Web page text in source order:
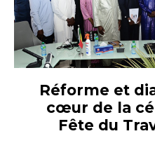
Réforme et
cœur de la
Fête du